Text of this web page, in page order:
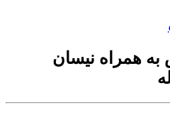
همراه نیسان